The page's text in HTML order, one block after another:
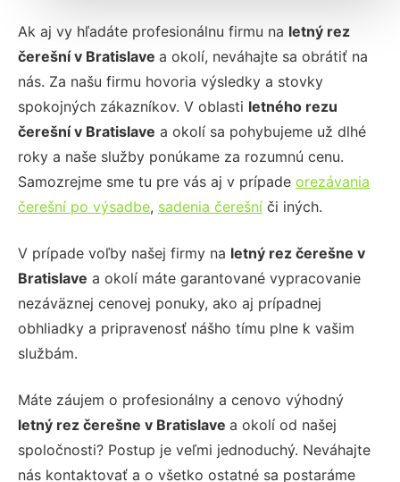
Ak aj vy hľadáte profesionálnu firmu na letný rez
čerešní v Bratislave a okolí, neváhajte sa obrátiť na
nás. Za našu firmu hovoria výsledky a stovky
spokojných zákazníkov. V oblasti letného rezu
čerešnív Bratislave a okolí sa pohybujeme už dlhé
roky a naše služby ponúkame za rozumnú cenu.
Samozrejme sme tu pre vás aj v prípade orezávania
čerešní po výsadbe, sadenia čerešní či iných.
V prípade voľby našej firmy na letný rez čerešne v
Bratislave a okolí máte garantované vypracovanie
nezáväznej cenovej ponuky, ako aj prípadnej
obhliadky a pripravenosť nášho tímu plne k vašim
službám.
Máte záujem o profesionálny a cenovo výhodný
letný rez čerešne v Bratislave a okolí od našej
spoločnosti? Postup je veľmi jednoduchý. Neváhajte
nás kontaktovať a o všetko ostatné sa postaráme